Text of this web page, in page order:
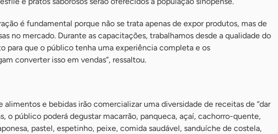
é fundamental porque não se trata apenas de expor produtos, mas de
no mercado. Durante as capacitações, trabalhamos desde a qualidade do
para que o público tenha uma experiência completa e os
converter isso em vendas”, ressaltou.
alimentos e bebidas irão comercializar uma diversidade de receitas de “dar
o público poderá degustar macarrão, panqueca, açaí, cachorro-quente,
pastel, espetinho, peixe, comida saudável, sanduíche de costela,